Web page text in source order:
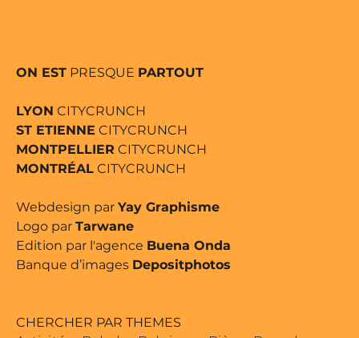
ON EST PRESQUE PARTOUT
LYON CITYCRUNCH
ST ETIENNE CITYCRUNCH
MONTPELLIER CITYCRUNCH
MONTRÉAL CITYCRUNCH
Webdesign par Yay Graphisme
Logo par Tarwane
Edition par l'agence Buena Onda
Banque d’images Depositphotos
CHERCHER PAR THEMES